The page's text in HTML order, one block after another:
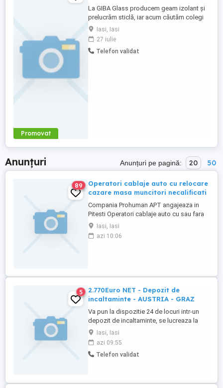
Promovat
La GIBA Glass producem geam izolant și
prelucrăm sticlă, iar acum căutăm colegi
serioși pentru echipa de producție, pe
diverse posturi. Ce vei face concret:
Activitatea implică, în principal,
manipularea pieselor de sticlă pe
Iasi, Iasi
27 iulie
Telefon validat
Anunțuri Anunțuri pe pagină: 20 50
89
Operatori cablaje auto cu relocare
cazare masa muncitori necalificati
Compania Prohuman APT angajeaza in
Pitesti Operatori cablaje auto cu sau fara
experienta. Cazare asigurata
Gratuit si o masa pe zi! Beneficii salariale: -
Salariu incepand de la 3500 lei NET (bani
Iasi, Iasi
azi 10:06
5
2.770Euro NET - Depozit de
incaltaminte - AUSTRIA - GRAZ
Va pun la dispozitie 24 de locuri intr-un
depozit de incaltaminte, se lucreaza la
Banda pe linia controlului calitati ,
ambalare si etichetare. Se lucreaza 8 ore
pe zi programul de lucru fiind unul acesibil
de la ora 09:00 la ora 17:00, Pontajul la
Iasi, Iasi
azi 09:55
Telefon validat